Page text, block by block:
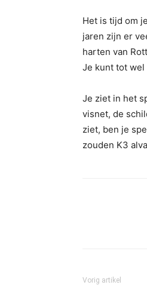
Het is tijd om
jaren zijn er
harten van
Je kunt tot
Je ziet in het
visnet, de
ziet, ben je
zouden K3
Vorig artikel